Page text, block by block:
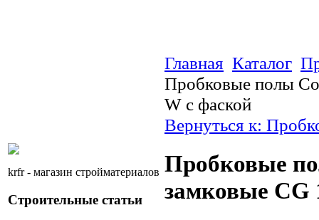
krfr - магазин стройматериалов
Строительные статьи
Главная Каталог
Пробковые полы
W c фаской
Вернуться к:
Пробковые
замковые CG